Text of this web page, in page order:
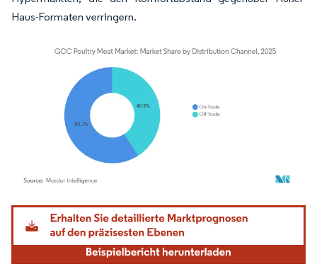
Haus-Formaten verringern.
Bild © Mordor Intelligence. Wiederverwendung erfordert Namensnennung gemäß